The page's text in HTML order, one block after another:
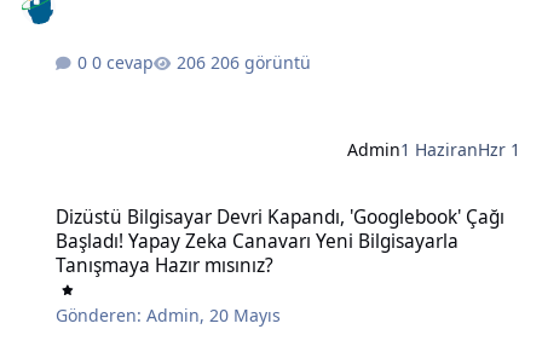
0 cevap 206 görüntü
Admin1 HaziranHzr 1
Dizüstü Bilgisayar Devri Kapandı, 'Googlebook' Çağı
Başladı! Yapay Zeka Canavarı Yeni Bilgisayarla
Tanışmaya Hazır mısınız?
Gönderen:Admin,20 Mayıs